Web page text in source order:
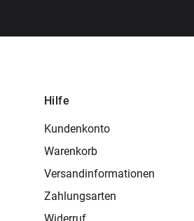
Hilfe
Kundenkonto
Warenkorb
Versandinformationen
Zahlungsarten